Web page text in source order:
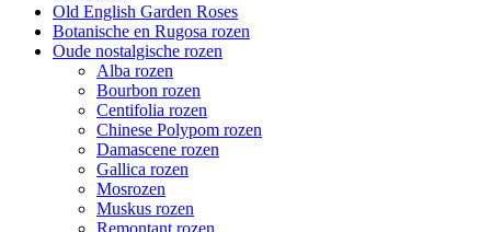
Old English Garden Roses
Botanische en Rugosa rozen
Oude nostalgische rozen
Alba rozen
Bourbon rozen
Centifolia rozen
Chinese Polypom rozen
Damascene rozen
Gallica rozen
Mosrozen
Muskus rozen
Remontant rozen